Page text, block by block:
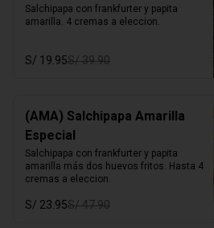
Salchipapa con frankfurter y papita
amarilla. 4 cremas a eleccion.
S/ 19.95S/ 39.90
(AMA) Salchipapa Amarilla
Especial
Salchipapa con frankfurter y papita
amarilla más dos huevos fritos. Hasta 4
cremas a eleccion.
S/ 23.95S/ 47.90